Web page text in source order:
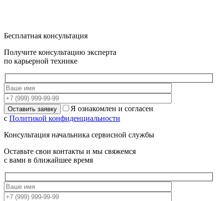
Бесплатная консультация
Получите консультацию эксперта
по карьерной технике
Я ознакомлен и согласен
с Политикой конфиденциальности
Консультация начальника сервисной службы
Оставьте свои контакты и мы свяжемся
с вами в ближайшее время